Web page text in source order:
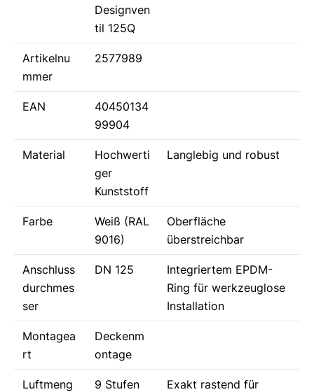
Designven
til 125Q
Artikelnu
mmer
2577989
EAN
40450134
99904
Material
Hochwerti
ger
Kunststoff
Langlebig und robust
Farbe
Weiß (RAL
9016)
Oberfläche
überstreichbar
Anschluss
durchmes
ser
DN 125
Integriertem EPDM-
Ring für werkzeuglose
Installation
Montagea
rt
Deckenm
ontage
Luftmeng
9 Stufen
Exakt rastend für